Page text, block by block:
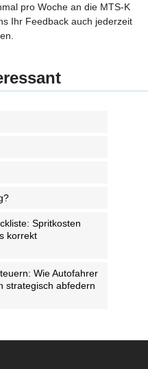
pro Woche an die MTS-K
Ihr Feedback auch jederzeit
Spritkosten
korrekt
Wie Autofahrer
strategisch abfedern